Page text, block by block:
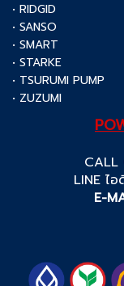
• RIDGID
• SANSO
• SMART
• STARKE
• TSURUMI PUMP
• ZUZUMI
CALL
LINE ไ
E-